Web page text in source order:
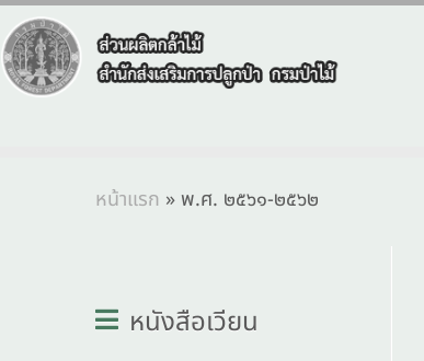
หน้าแรก »พ.ศ. ๒๕๖๑-๒๕๖๒
หนังสือเวียน